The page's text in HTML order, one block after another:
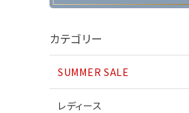
パンツ
ワンピース
カテゴリー
SUMMER SALE
レディース